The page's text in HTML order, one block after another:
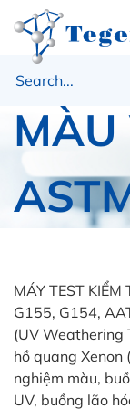
TRA
MÀU
Trang chủ
MÁY TEST
G155, G154
MÁY TEST
G155, G154,
(UV Weathering
hồ quang Xenon
nghiệm màu,
UV, buồng lão